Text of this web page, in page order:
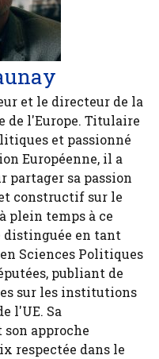
et le directeur de la
de l'Europe. Titulaire
et passionné
Européenne, il a
partager sa passion
constructif sur le
plein temps à ce
distinguée en tant
Sciences Politiques
publiant de
sur les institutions
l'UE. Sa
approche
respectée dans le